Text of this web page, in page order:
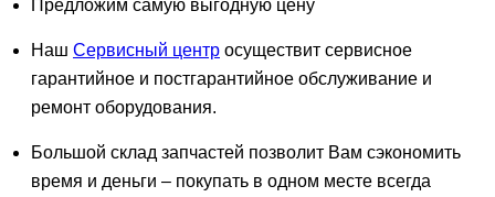
Предложим самую выгодную цену
Наш Сервисный центр осуществит сервисное
гарантийное и постгарантийное обслуживание и
ремонт оборудования.
Большой склад запчастей позволит Вам сэкономить
время и деньги – покупать в одном месте всегда